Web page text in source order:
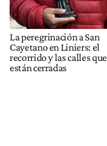
La peregrinación a San
Cayetano en Liniers: el
recorrido y las calles que
están cerradas